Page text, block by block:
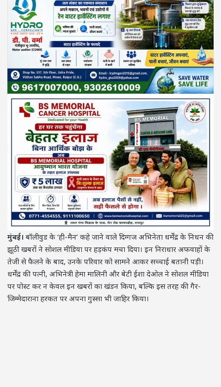
मुंबई। बॉलीवुड के ‘ही-मैन’ कहे जाने वाले दिग्गज अभिनेता धर्मेंद्र के निधन की
झूठी खबरों ने सोशल मीडिया पर हड़कंप मचा दिया। इन निराधार अफवाहों के
तेजी से फैलने के बाद, उनके परिवार को सामने आकर सच्चाई बतानी पड़ी।
धर्मेंद्र की पत्नी, अभिनेत्री हेमा मालिनी और बेटी ईशा देओल ने सोशल मीडिया
पर पोस्ट कर न केवल इन खबरों का खंडन किया, बल्कि इस तरह की गैर-
जिम्मेदाराना हरकत पर अपना गुस्सा भी जाहिर किया।